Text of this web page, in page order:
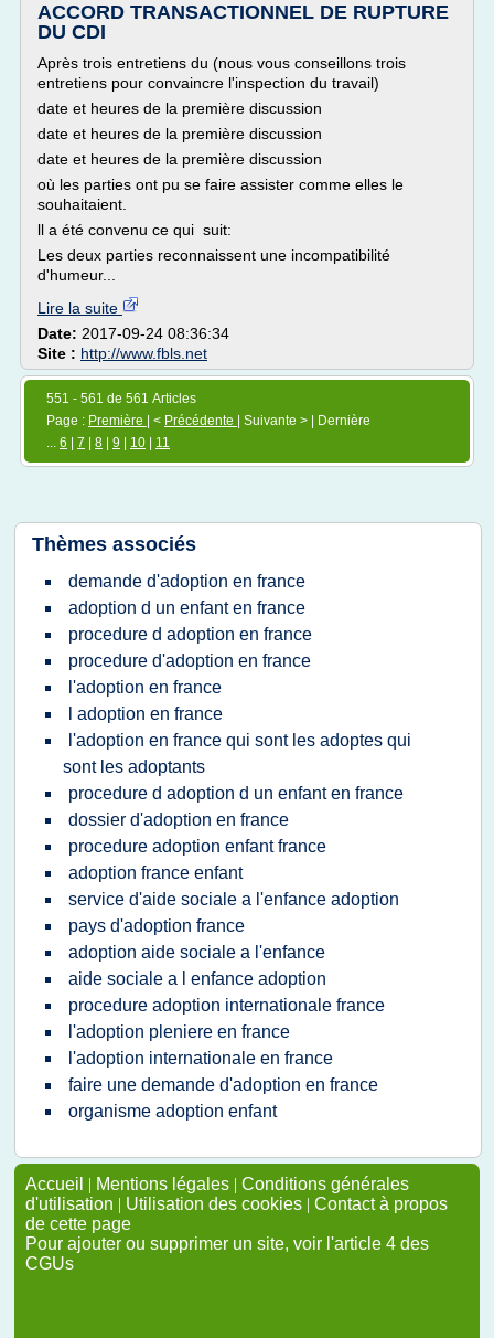
ACCORD TRANSACTIONNEL DE RUPTURE
DU CDI
Après trois entretiens du (nous vous conseillons trois
entretiens pour convaincre l'inspection du travail)
date et heures de la première discussion
date et heures de la première discussion
date et heures de la première discussion
où les parties ont pu se faire assister comme elles le
souhaitaient.
ll a été convenu ce qui suit:
Les deux parties reconnaissent une incompatibilité
d'humeur...
Lire la suite
Date: 2017-09-24 08:36:34
Site : http://www.fbls.net
551 - 561 de 561 Articles
Page : Première | < Précédente
| Suivante > | Dernière
... 6 7 8 9 10 11
Thèmes associés
demande d'adoption en france
adoption d un enfant en france
procedure d adoption en france
procedure d'adoption en france
l'adoption en france
l adoption en france
l'adoption en france qui sont les adoptes qui
sont les adoptants
procedure d adoption d un enfant en france
dossier d'adoption en france
procedure adoption enfant france
adoption france enfant
service d'aide sociale a l'enfance adoption
pays d'adoption france
adoption aide sociale a l'enfance
aide sociale a l enfance adoption
procedure adoption internationale france
l'adoption pleniere en france
l'adoption internationale en france
faire une demande d'adoption en france
organisme adoption enfant
Accueil | Mentions légales | Conditions générales
d'utilisation | Utilisation des cookies | Contact à propos
de cette page
Pour ajouter ou supprimer un site, voir l'article 4 des
CGUs